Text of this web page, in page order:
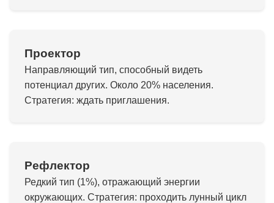
Проектор
Направляющий тип, способный видеть
потенциал других. Около 20% населения.
Стратегия: ждать приглашения.
Рефлектор
Редкий тип (1%), отражающий энергии
окружающих. Стратегия: проходить лунный цикл